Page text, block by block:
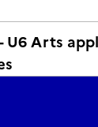
U6 Arts